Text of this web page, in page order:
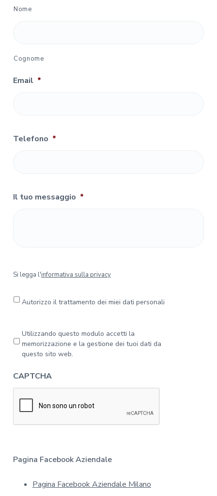
Nome
Cognome
Email *
Telefono *
Il tuo messaggio *
S
e
l
f
o
t
a
Si legga l'informativa sulla privacy
Autorizzo il trattamento dei miei dati personali
r
c
y
*
Utilizzando questo modulo accetti la
memorizzazione e la gestione dei tuoi dati da
questo sito web.
CAPTCHA
Pagina Facebook Aziendale
Pagina Facebook Aziendale Milano